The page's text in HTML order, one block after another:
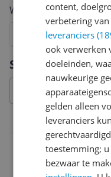
Specificaties
0037103346605
Welk cijfer geef jij dit
4
3
2
content,
verbetering
leveranciers
ook verwerken
doeleinden,
nauwkeurige
gelden alleen
leveranciers
toestemming;
bezwaar te